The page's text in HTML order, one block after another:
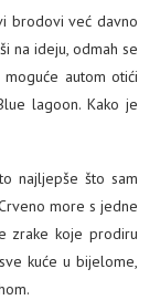
brodovi već davno
na ideju, odmah se
autom otići
lagoon. Kako je
najljepše što sam
more s jedne
zrake koje prodiru
kuće u bijelome,